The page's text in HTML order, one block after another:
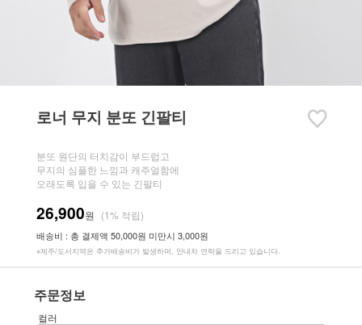
로너 무지 분또 긴팔티
분또 원단의 터치감이 부드럽고
무지의 심플한 느낌과 캐주얼함에
오래도록 입을 수 있는 긴팔티
26,900원 (1% 적립)
배송비 : 총 결제액 50,000원 미만시 3,000원
※제주/도서지역은 추가배송비가 발생하며, 안내차 연락을 드리고 있습니다.
주문정보
컬러